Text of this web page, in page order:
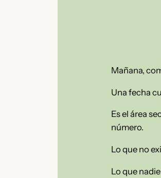
Mañana,
Una fecha
Es el área
número.
Lo que no
Lo que